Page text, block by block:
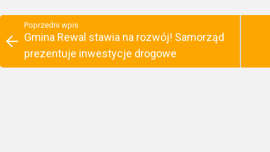
Poprzedni wpis
Gmina Rewal stawia na rozwój! Samorząd
prezentuje inwestycje drogowe